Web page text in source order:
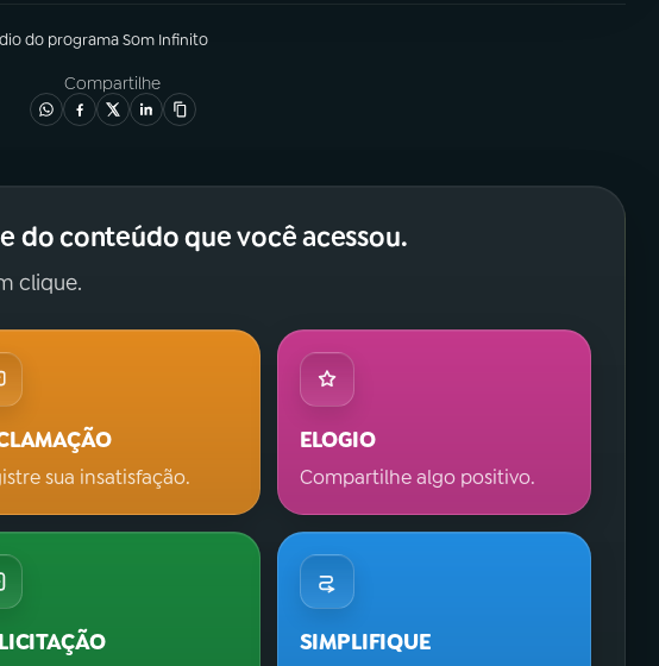
do programaSom Infinito
Compartilhe
do conteúdo que você acessou.
clique.
sua insatisfação.
ELOGIO
Compartilhe algo positivo.
SIMPLIFIQUE